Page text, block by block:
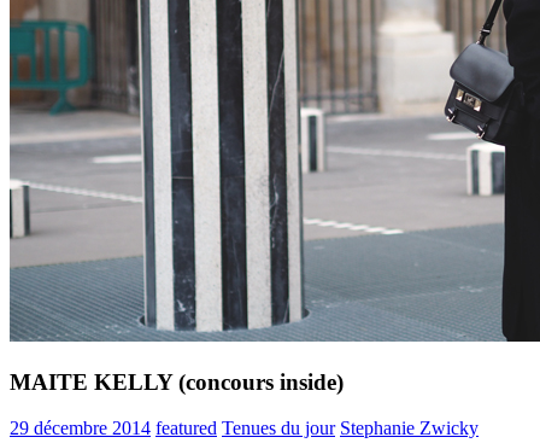
MAITE KELLY (concours inside)
29 décembre 2014 featured Tenues du jour Stephanie Zwicky